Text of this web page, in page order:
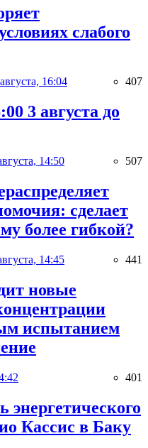
слабого
16:04 407
3 августа до
14:50 507
сделает
более гибкой?
14:45 441
новые
испытанием
401
энергетического
Кассис в Баку